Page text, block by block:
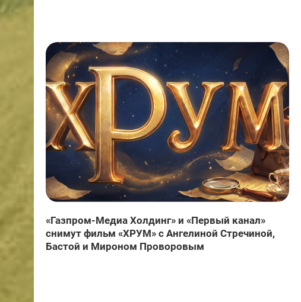
«Газпром-Медиа Холдинг» и «Первый канал»
снимут фильм «ХРУМ» с Ангелиной Стречиной,
Бастой и Мироном Проворовым